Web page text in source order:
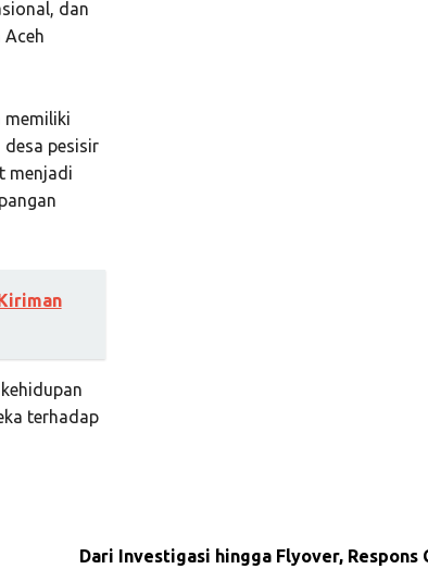
dan
memiliki
pesisir
menjadi
terhadap
Dari Investigasi hingga Flyover,